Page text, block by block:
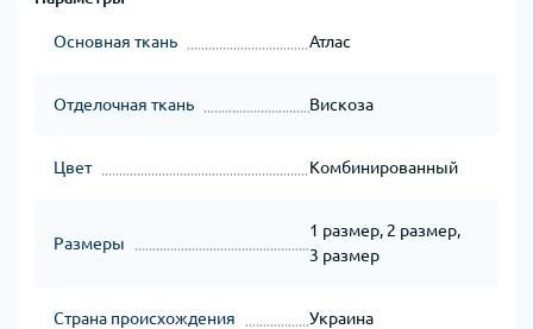
Основная ткань Атлас
Отделочная ткань Вискоза
Цвет Комбинированный
Размеры
1 размер, 2 размер,
3 размер
Страна происхождения Украина